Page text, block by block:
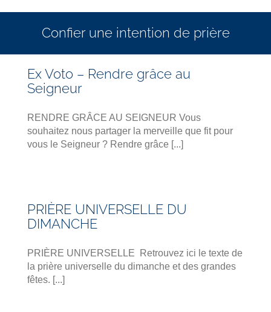
Confier une intention de prière
Ex Voto – Rendre grâce au
Seigneur
RENDRE GRÂCE AU SEIGNEUR Vous
souhaitez nous partager la merveille que fit pour
vous le Seigneur ? Rendre grâce [...]
PRIÈRE UNIVERSELLE DU
DIMANCHE
PRIÈRE UNIVERSELLE Retrouvez ici le texte de
la prière universelle du dimanche et des grandes
fêtes. [...]